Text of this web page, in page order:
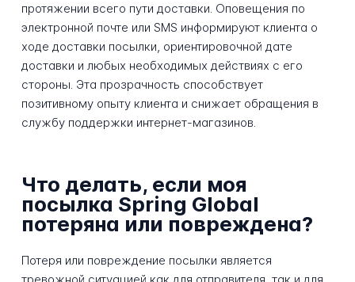
протяжении всего пути доставки. Оповещения по
электронной почте или SMS информируют клиента о
ходе доставки посылки, ориентировочной дате
доставки и любых необходимых действиях с его
стороны. Эта прозрачность способствует
позитивному опыту клиента и снижает обращения в
службу поддержки интернет-магазинов.
Что делать, если моя
посылка Spring Global
потеряна или повреждена?
Потеря или повреждение посылки является